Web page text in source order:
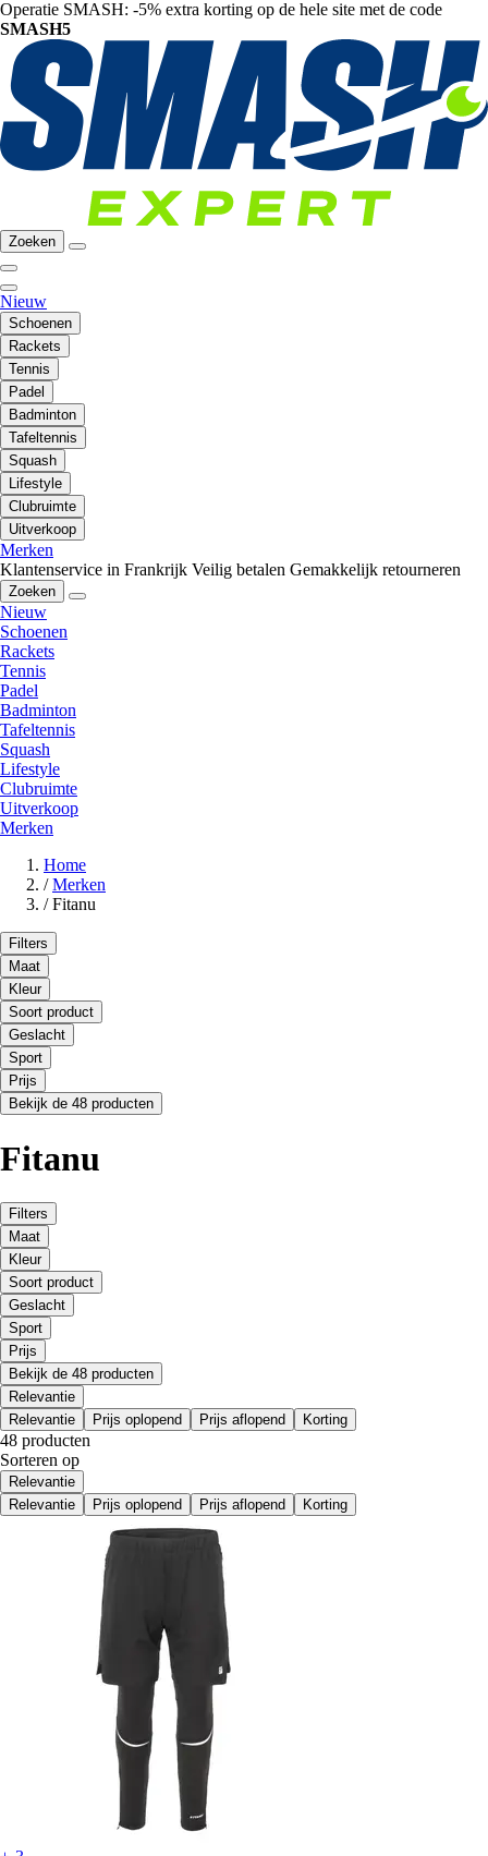
Operatie SMASH: -5% extra korting op de hele site met de code
SMASH5
Zoeken
Nieuw
Schoenen
Rackets
Tennis
Padel
Badminton
Tafeltennis
Squash
Lifestyle
Clubruimte
Uitverkoop
Merken
Klantenservice in Frankrijk Veilig betalen Gemakkelijk retourneren
Zoeken
Nieuw
Schoenen
Rackets
Tennis
Padel
Badminton
Tafeltennis
Squash
Lifestyle
Clubruimte
Uitverkoop
Merken
Home
/ Merken
/ Fitanu
Filters
Maat
Kleur
Soort product
Geslacht
Sport
Prijs
Bekijk de 48 producten
Fitanu
Filters
Maat
Kleur
Soort product
Geslacht
Sport
Prijs
Bekijk de 48 producten
Relevantie
Relevantie
Prijs oplopend Prijs aflopend Korting
48 producten
Sorteren op
Relevantie
Relevantie
Prijs oplopend Prijs aflopend Korting